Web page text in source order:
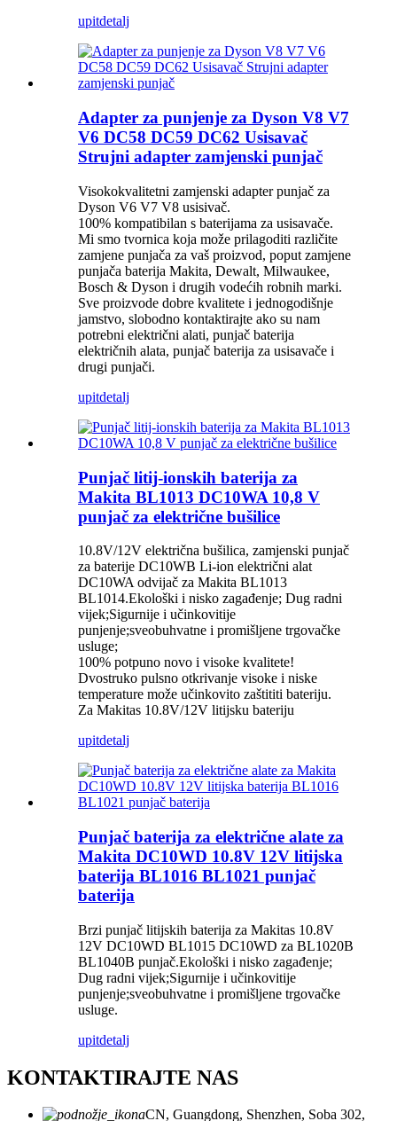
upitdetalj
Adapter za punjenje za Dyson V8 V7
V6 DC58 DC59 DC62 Usisavač
Strujni adapter zamjenski punjač
Visokokvalitetni zamjenski adapter punjač za
Dyson V6 V7 V8 usisivač.
100% kompatibilan s baterijama za usisavače.
Mi smo tvornica koja može prilagoditi različite
zamjene punjača za vaš proizvod, poput zamjene
punjača baterija Makita, Dewalt, Milwaukee,
Bosch & Dyson i drugih vodećih robnih marki.
Sve proizvode dobre kvalitete i jednogodišnje
jamstvo, slobodno kontaktirajte ako su nam
potrebni električni alati, punjač baterija
električnih alata, punjač baterija za usisavače i
drugi punjači.
upitdetalj
Punjač litij-ionskih baterija za
Makita BL1013 DC10WA 10,8 V
punjač za električne bušilice
10.8V/12V električna bušilica, zamjenski punjač
za baterije DC10WB Li-ion električni alat
DC10WA odvijač za Makita BL1013
BL1014.Ekološki i nisko zagađenje; Dug radni
vijek;Sigurnije i učinkovitije
punjenje;sveobuhvatne i promišljene trgovačke
usluge;
100% potpuno novo i visoke kvalitete!
Dvostruko pulsno otkrivanje visoke i niske
temperature može učinkovito zaštititi bateriju.
Za Makitas 10.8V/12V litijsku bateriju
upitdetalj
Punjač baterija za električne alate za
Makita DC10WD 10.8V 12V litijska
baterija BL1016 BL1021 punjač
baterija
Brzi punjač litijskih baterija za Makitas 10.8V
12V DC10WD BL1015 DC10WD za BL1020B
BL1040B punjač.Ekološki i nisko zagađenje;
Dug radni vijek;Sigurnije i učinkovitije
punjenje;sveobuhvatne i promišljene trgovačke
usluge.
upitdetalj
KONTAKTIRAJTE NAS
CN, Guangdong, Shenzhen, Soba 302,